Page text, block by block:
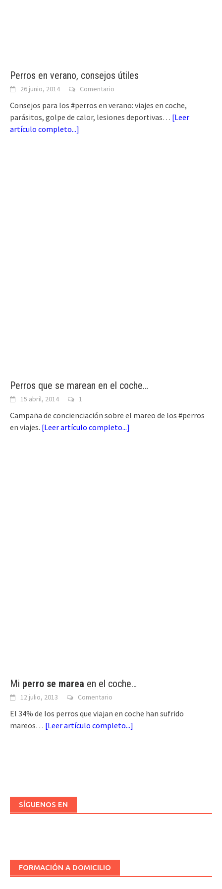
Perros en verano, consejos útiles
26 junio, 2014 Comentario
Consejos para los #perros en verano: viajes en coche,
parásitos, golpe de calor, lesiones deportivas… [Leer
artículo completo...]
Perros que se marean en el coche…
15 abril, 2014 1
Campaña de concienciación sobre el mareo de los #perros
en viajes. [Leer artículo completo...]
Mi perro se marea en el coche…
12 julio, 2013 Comentario
El 34% de los perros que viajan en coche han sufrido
mareos… [Leer artículo completo...]
SÍGUENOS EN
FORMACIÓN A DOMICILIO